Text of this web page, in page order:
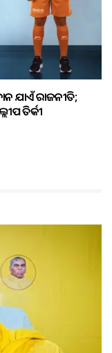
ଯାଏଁ ରାଜନୀତି;
ତିର୍କୀ